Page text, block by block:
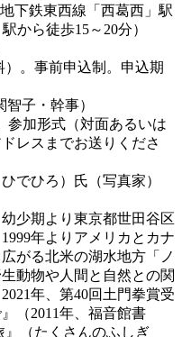
下鉄東西線「西葛西」駅
から徒歩15～20分）
。事前申込制。申込期
智子・幹事）
参加形式（対面あるいは
レスまでお送りくださ
でひろ）氏（写真家）
少期より東京都世田谷区
年よりアメリカとカナ
がる北米の湖水地方「ノ
動物や人間と自然との関
年、第40回土門拳賞受
（2011年、福音館書
』（たくさんのふしぎ